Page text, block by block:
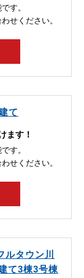
す。
せください。
て
ます！
す。
せください。
ルタウン川
て3棟3号棟